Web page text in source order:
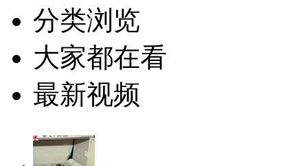
分类浏览
大家都在看
最新视频